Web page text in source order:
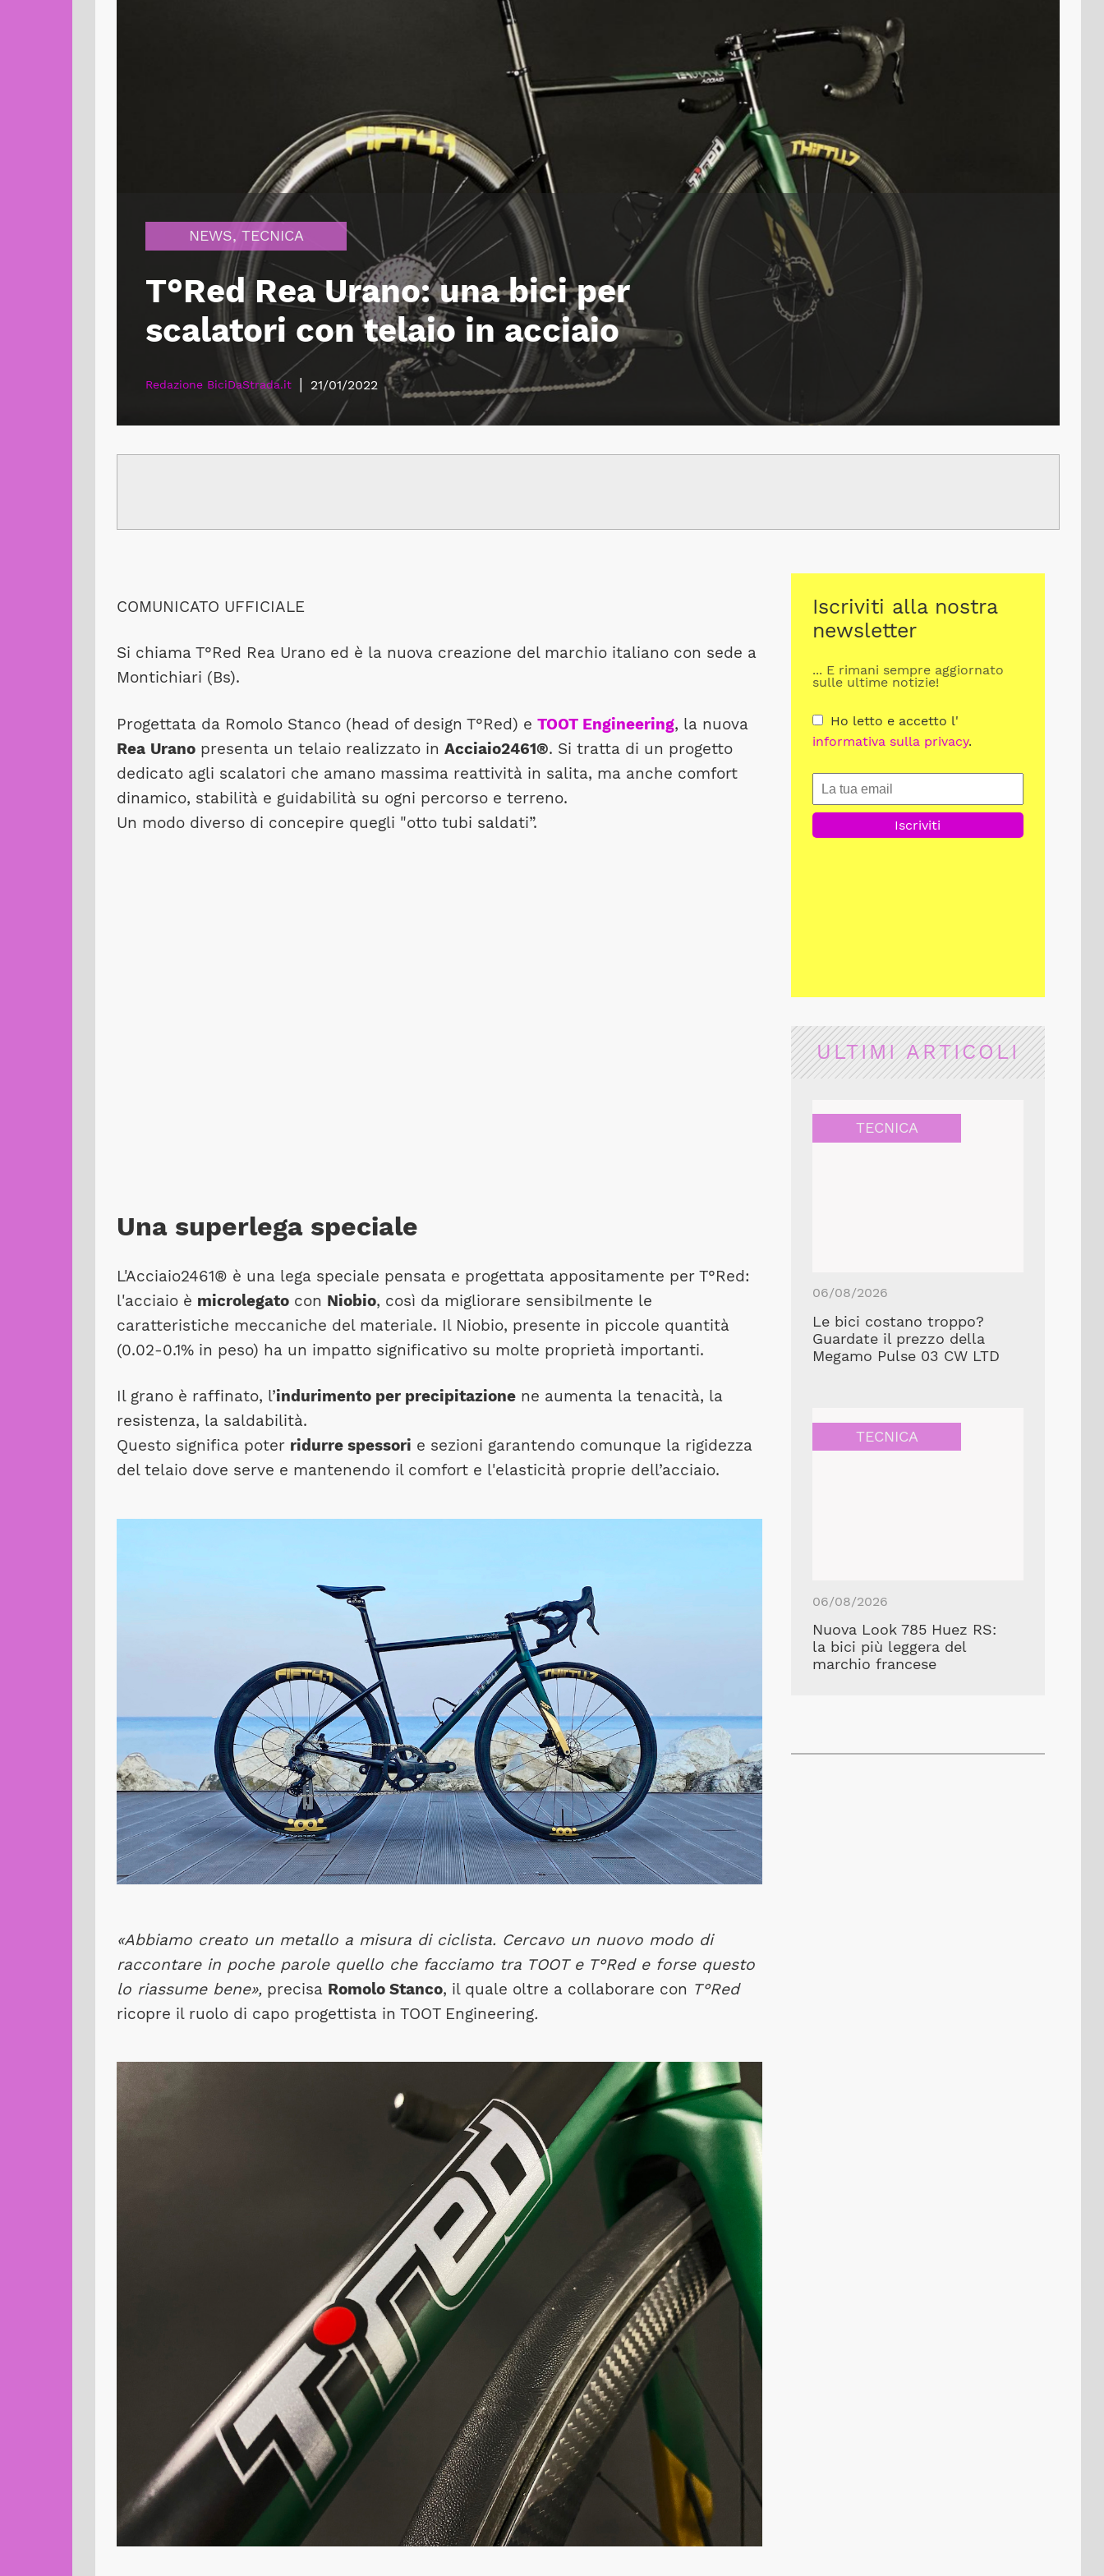
NEWS, TECNICA
T°Red Rea Urano: una bici per
scalatori con telaio in acciaio
Redazione BiciDaStrada.it | 21/01/2022
COMUNICATO UFFICIALE
Si chiama T°Red Rea Urano ed è la nuova creazione del marchio italiano con sede a
Montichiari (Bs).
Progettata da Romolo Stanco (head of design T°Red) e TOOT Engineering, la nuova
Rea Urano presenta un telaio realizzato in Acciaio2461®. Si tratta di un progetto
dedicato agli scalatori che amano massima reattività in salita, ma anche comfort
dinamico, stabilità e guidabilità su ogni percorso e terreno.
Un modo diverso di concepire quegli "otto tubi saldati”.
Una superlega speciale
L'Acciaio2461® è una lega speciale pensata e progettata appositamente per T°Red:
l'acciaio è microlegato con Niobio, così da migliorare sensibilmente le
caratteristiche meccaniche del materiale. Il Niobio, presente in piccole quantità
(0.02-0.1% in peso) ha un impatto significativo su molte proprietà importanti.
Il grano è raffinato, l’indurimento per precipitazione ne aumenta la tenacità, la
resistenza, la saldabilità.
Questo significa poter ridurre spessori e sezioni garantendo comunque la rigidezza
del telaio dove serve e mantenendo il comfort e l'elasticità proprie dell’acciaio.
«Abbiamo creato un metallo a misura di ciclista. Cercavo un nuovo modo di
raccontare in poche parole quello che facciamo tra TOOT e T°Red e forse questo
lo riassume bene», precisa Romolo Stanco, il quale oltre a collaborare con T°Red
ricopre il ruolo di capo progettista in TOOT Engineering.
Iscriviti alla nostra
newsletter
... E rimani sempre aggiornato
sulle ultime notizie!
Ho letto e accetto l'
informativa sulla privacy.
ULTIMI ARTICOLI
TECNICA
06/08/2026
Le bici costano troppo?
Guardate il prezzo della
Megamo Pulse 03 CW LTD
TECNICA
06/08/2026
Nuova Look 785 Huez RS:
la bici più leggera del
marchio francese